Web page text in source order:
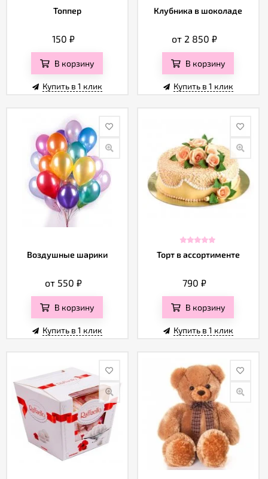
Топпер
150₽
В корзину
Купить в 1 клик
Клубника в шоколаде
от 2 850₽
В корзину
Купить в 1 клик
Воздушные шарики
от 550₽
В корзину
Купить в 1 клик
Торт в ассортименте
790₽
В корзину
Купить в 1 клик